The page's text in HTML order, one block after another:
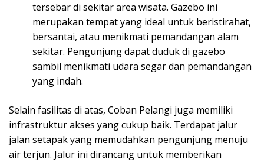
tersebar di sekitar area wisata. Gazebo ini
merupakan tempat yang ideal untuk beristirahat,
bersantai, atau menikmati pemandangan alam
sekitar. Pengunjung dapat duduk di gazebo
sambil menikmati udara segar dan pemandangan
yang indah.
Selain fasilitas di atas, Coban Pelangi juga memiliki
infrastruktur akses yang cukup baik. Terdapat jalur
jalan setapak yang memudahkan pengunjung menuju
air terjun. Jalur ini dirancang untuk memberikan